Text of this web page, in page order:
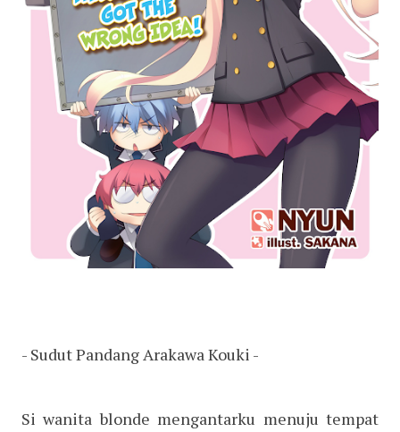
- Sudut Pandang Arakawa Kouki -
Si wanita blonde mengantarku menuju tempat